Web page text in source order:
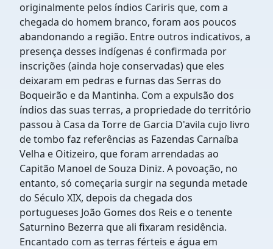
originalmente pelos índios Cariris que, com a
chegada do homem branco, foram aos poucos
abandonando a região. Entre outros indicativos, a
presença desses indígenas é confirmada por
inscrições (ainda hoje conservadas) que eles
deixaram em pedras e furnas das Serras do
Boqueirão e da Mantinha. Com a expulsão dos
índios das suas terras, a propriedade do território
passou à Casa da Torre de Garcia D'avila cujo livro
de tombo faz referências as Fazendas Carnaíba
Velha e Oitizeiro, que foram arrendadas ao
Capitão Manoel de Souza Diniz. A povoação, no
entanto, só começaria surgir na segunda metade
do Século XIX, depois da chegada dos
portugueses João Gomes dos Reis e o tenente
Saturnino Bezerra que ali fixaram residência.
Encantado com as terras férteis e água em